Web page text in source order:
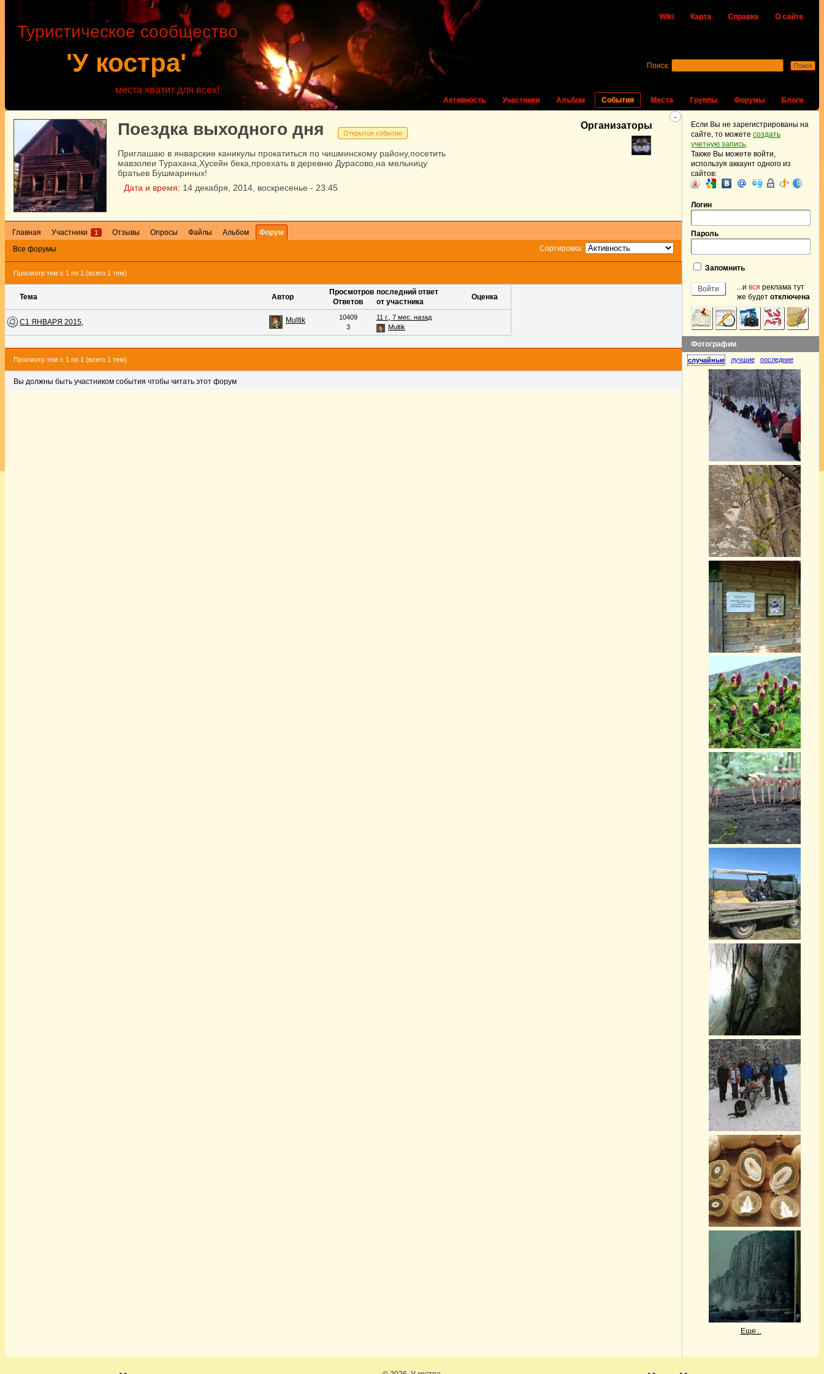
Wiki Карта Справка О сайте
'У костра'
Туристическое сообщество
места хватит для всех!
Активность Участники Альбом События Места Группы Форумы Блоги
Поиск:
-
Организаторы
Поездка выходного дня Открытое событие
Приглашаю в январские каникулы прокатиться по чишминскому району,посетить
мавзолеи Турахана,Хусейн бека,проехать в деревню Дурасово,на мельницу
братьев Бушмариных!
Дата и время: 14 декабря 2014 воскресенье - 23:45
Главная Участники 1 Отзывы Опросы Файлы Альбом
Форум
Все форумы
Сортировка:
Просмотр тем с 1 по 1 (всего 1 тем)
Тема Автор
Просмотров
Ответов
последний ответ
от участника
Оценка
С1 ЯНВАРЯ 2015, Multik
10409
3
11 г., 7 мес. назад
Multik
Просмотр тем с 1 по 1 (всего 1 тем)
Вы должны быть участником события чтобы читать этот форум
Если Вы не зарегистрированы на
сайте, то можете создать
учетную запись.
Также Вы можете войти,
используя аккаунт одного из
сайтов:
Логин
Пароль
Запомнить
...и вся реклама тут
же будет отключена
Фотографии
случайные лучшие последние
Еще...